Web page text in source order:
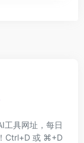
工具网址，每日
Ctrl+D 或 ⌘+D